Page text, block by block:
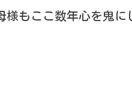
様もここ数年心を鬼